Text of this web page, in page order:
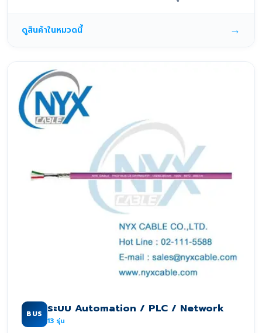
ดูสินค้าในหมวดนี้ →
BUS ระบบ Automation / PLC / Network
13 รุ่น